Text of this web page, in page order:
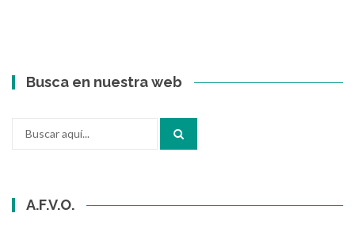
Busca en nuestra web
A.F.V.O.